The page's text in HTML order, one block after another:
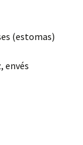
(estomas)
envés